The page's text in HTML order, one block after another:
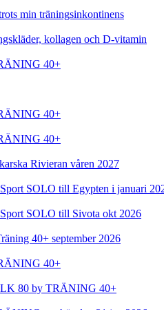
min träningsinkontinens
kollagen och D-vitamin
40+
40+
40+
Rivieran våren 2027
SOLO till Egypten i januari
SOLO till Sivota okt 2026
40+ september 2026
40+
80 by TRÄNING 40+